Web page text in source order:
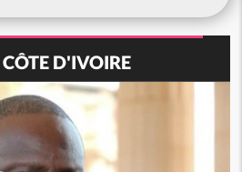
CÔTE D'IVOIRE